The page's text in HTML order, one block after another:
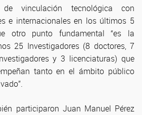
vinculación tecnológica con
e internacionales en los últimos 5
otro punto fundamental “es la
25 Investigadores (8 doctores, 7
y 3 licenciaturas) que
tanto en el ámbito público
participaron Juan Manuel Pérez